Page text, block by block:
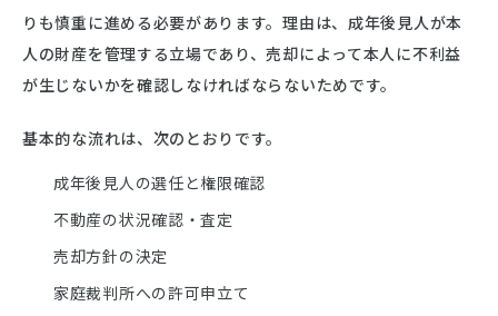
りも慎重に進める必要があります。理由は、成年後見人が本
人の財産を管理する立場であり、売却によって本人に不利益
が生じないかを確認しなければならないためです。
基本的な流れは、次のとおりです。
成年後見人の選任と権限確認
不動産の状況確認・査定
売却方針の決定
家庭裁判所への許可申立て